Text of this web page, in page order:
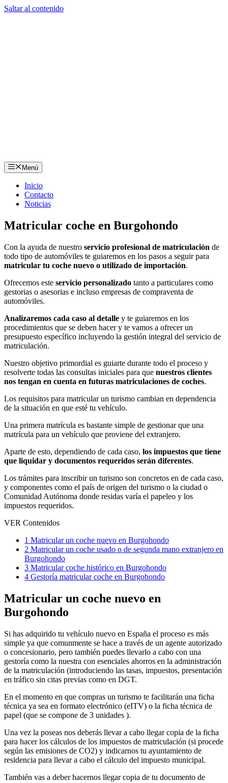
Saltar al contenido
Menú
Inicio
Contacto
Noticias
Matricular coche en Burgohondo
Con la ayuda de nuestro servicio profesional de matriculación de
todo tipo de automóviles te guiaremos en los pasos a seguir para
matricular tu coche nuevo o utilizado de importación.
Ofrecemos este servicio personalizado tanto a particulares como
gestorias o asesorias e incluso empresas de compraventa de
automóviles.
Analizaremos cada caso al detalle y te guiaremos en los
procedimientos que se deben hacer y te vamos a ofrecer un
presupuesto específico incluyendo la gestión integral del servicio de
matriculación.
Nuestro objetivo primordial es guiarte durante todo el proceso y
resolverte todas las consultas iniciales para que nuestros clientes
nos tengan en cuenta en futuras matriculaciones de coches.
Los requisitos para matricular un turismo cambian en dependencia
de la situación en que esté tu vehículo.
Una primera matrícula es bastante simple de gestionar que una
matrícula para un vehículo que proviene del extranjero.
Aparte de esto, dependiendo de cada caso, los impuestos que tiene
que liquidar y documentos requeridos serán diferentes.
Los trámites para inscribir un turismo son concretos en de cada caso,
y componentes como el país de origen del turismo o la ciudad o
Comunidad Autónoma donde residas varía el papeleo y los
impuestos requeridos.
VER Contenidos
1 Matricular un coche nuevo en Burgohondo
2 Matricular un coche usado o de segunda mano extranjero en
Burgohondo
3 Matricular coche histórico en Burgohondo
4 Gestoría matricular coche en Burgohondo
Matricular un coche nuevo en
Burgohondo
Si has adquirido tu vehículo nuevo en España el proceso es más
simple ya que comunmente se hace a través de un agente autorizado
o concesionario, pero también puedes llevarlo a cabo con una
gestoría como la nuestra con esenciales ahorros en la administración
de la matriculación (introduciendo las tasas, impuestos, presentación
en tráfico sin citas previas como en DGT.
En el momento en que compras un turismo te facilitarán una ficha
técnica ya sea en formato electrónico (eITV) o la ficha técnica de
papel (que se compone de 3 unidades ).
Una vez la poseas nos deberás llevar a cabo llegar copia de la ficha
para hacer los cálculos de los impuestos de matriculación (si procede
según las emisiones de CO2) y indicarnos tu ayuntamiento de
residencia para llevar a cabo el cálculo del impuesto municipal.
También vas a deber hacernos llegar copia de tu documento de